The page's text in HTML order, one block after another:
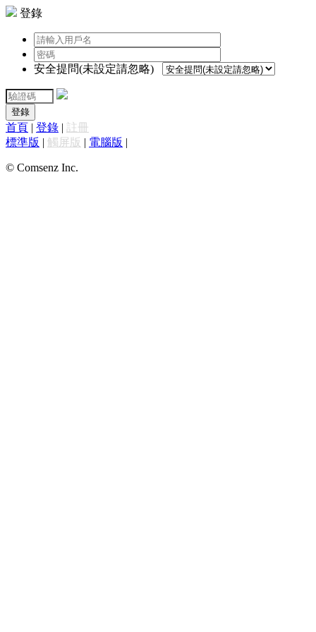
登錄
安全提問(未設定請忽略)
登錄
首頁 | 登錄 | 註冊
標準版 | 觸屏版 | 電腦版 |
© Comsenz Inc.